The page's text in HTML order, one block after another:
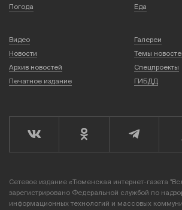
Погода
Еда
Видео
Галереи
Новости
Темы
Архив новостей
Спецпроекты
Печатное издание
ГИБДД
Сетевое издание «Тюменская интернет-газета
зарегистрировано Федеральной службой по
информационных технологий и массовых